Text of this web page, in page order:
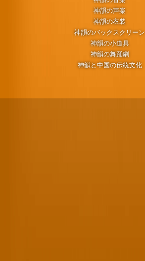
神韻の声楽
神韻の衣装
神韻のバックスクリーン
神韻の小道具
神韻の舞踊劇
神韻と中国の伝統文化